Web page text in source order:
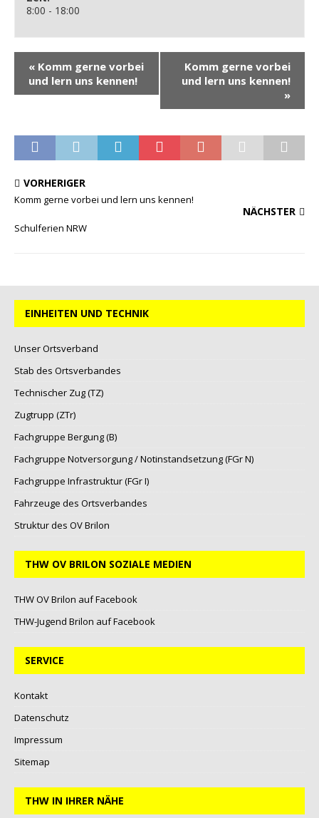
8:00 - 18:00
« Komm gerne vorbei
und lern uns kennen!
Komm gerne vorbei
und lern uns kennen!
»
VORHERIGER
Komm gerne vorbei und lern uns kennen!
NÄCHSTER
Schulferien NRW
EINHEITEN UND TECHNIK
Unser Ortsverband
Stab des Ortsverbandes
Technischer Zug (TZ)
Zugtrupp (ZTr)
Fachgruppe Bergung (B)
Fachgruppe Notversorgung / Notinstandsetzung (FGr N)
Fachgruppe Infrastruktur (FGr I)
Fahrzeuge des Ortsverbandes
Struktur des OV Brilon
THW OV BRILON SOZIALE MEDIEN
THW OV Brilon auf Facebook
THW-Jugend Brilon auf Facebook
SERVICE
Kontakt
Datenschutz
Impressum
Sitemap
THW IN IHRER NÄHE